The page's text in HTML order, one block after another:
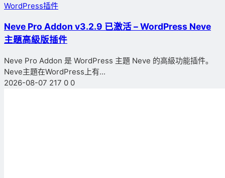
WordPress插件
Neve Pro Addon v3.2.9 已激活 – WordPress Neve
主題高級版插件
Neve Pro Addon 是 WordPress 主題 Neve 的高級功能插件。
Neve主題在WordPress上有...
2026-08-07 217 0 0